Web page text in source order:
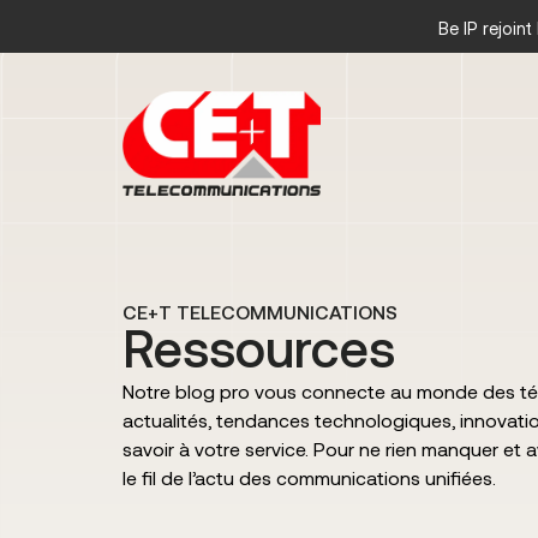
Be IP
CE+T TELECOMMUNICATIONS
Ressources
Notre blog pro vous connecte au monde des
actualités, tendances technologiques,
savoir à votre service. Pour ne rien manquer et
le fil de l’actu des communications unifiées.